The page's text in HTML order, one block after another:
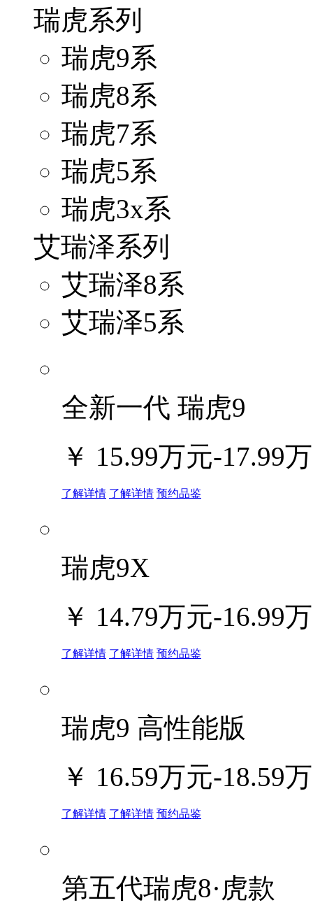
瑞虎系列
瑞虎9系
瑞虎8系
瑞虎7系
瑞虎5系
瑞虎3x系
艾瑞泽系列
艾瑞泽8系
艾瑞泽5系
全新一代 瑞虎9
￥ 15.99万元-17.99
了解详情 了解详情 预约品鉴
瑞虎9X
￥ 14.79万元-16.99
了解详情 了解详情 预约品鉴
瑞虎9 高性能版
￥ 16.59万元-18.59
了解详情 了解详情 预约品鉴
第五代瑞虎8·虎款